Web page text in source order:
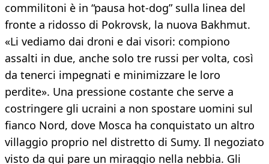
commilitoni è in “pausa hot-dog” sulla linea del
fronte a ridosso di Pokrovsk, la nuova Bakhmut.
«Li vediamo dai droni e dai visori: compiono
assalti in due, anche solo tre russi per volta, così
da tenerci impegnati e minimizzare le loro
perdite». Una pressione costante che serve a
costringere gli ucraini a non spostare uomini sul
fianco Nord, dove Mosca ha conquistato un altro
villaggio proprio nel distretto di Sumy. Il negoziato
visto da qui pare un miraggio nella nebbia. Gli